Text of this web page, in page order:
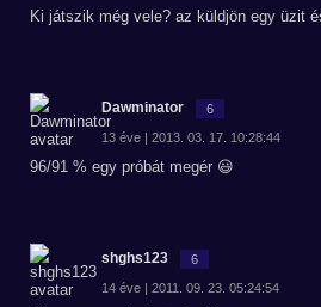
Ki játszik még vele? az küldjön egy üzit
Dawminator 6
13 éve | 2013. 03. 17. 10:28:44
96/91 % egy próbát megér 😃
shghs123 6
14 éve | 2011. 09. 23. 05:24:54